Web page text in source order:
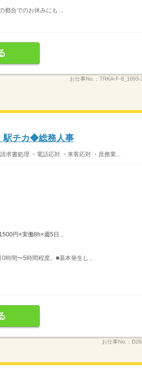
都合でのお休みにも ...
お仕事No.： TRKA-F-8_1093-
駅チカ◆総務人事
書処理 ・電話応対 ・来客応対 ・庶務業...
円×実働8h×週5日...
間〜5時間程度。■基本発生し...
お仕事No.：